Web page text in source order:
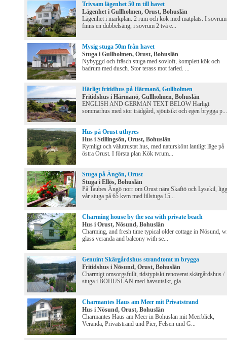
Trivsam lägenhet 50 m till havet
Lägenhet i Gullholmen, Orust, Bohuslän
Lägenhet i markplan. 2 rum och kök med matplats. I
finns en dubbelsäng, i sovrum 2 två e...
Mysig stuga 50m från havet
Stuga i Gullholmen, Orust, Bohuslän
Nybyggd och fräsch stuga med sovloft, komplett kök och
badrum med dusch. Stor terass mot farled. ...
Härligt fritidhus på Härmanö, Gullholmen
Fritidshus i Härmanö, Gullholmen, Bohuslän
ENGLISH AND GERMAN TEXT BELOW Härligt
sommarhus med stor trädgård, sjöutsikt och egen brygga p...
Hus på Orust uthyres
Hus i Stillingsön, Orust, Bohuslän
Rymligt och välutrustat hus, med naturskönt lantligt läge på
östra Orust. I första plan Kök tvrum...
Stuga på Ängön, Orust
Stuga i Ellös, Bohuslän
På Taubes Ängö norr om Orust nära Skaftö och Lysekil,
vår stuga på 65 kvm med lillstuga 15...
Charming house by the sea with private beach
Hus i Orust, Nösund, Bohuslän
Charming, and fresh time typical older cottage in Nösund,
glass veranda and balcony with se...
Genuint Skärgårdshus strandtomt m brygga
Fritidshus i Nösund, Orust, Bohuslän
Charmigt omsorgsfullt, tidstypiskt renoverat skärgårdshus /
stuga i BOHUSLÄN med havsutsikt, gla...
Charmantes Haus am Meer mit Privatstrand
Hus i Nösund, Orust, Bohuslän
Charmantes Haus am Meer in Bohuslän mit Meerblick,
Veranda, Privatstrand und Pier, Felsen und G...